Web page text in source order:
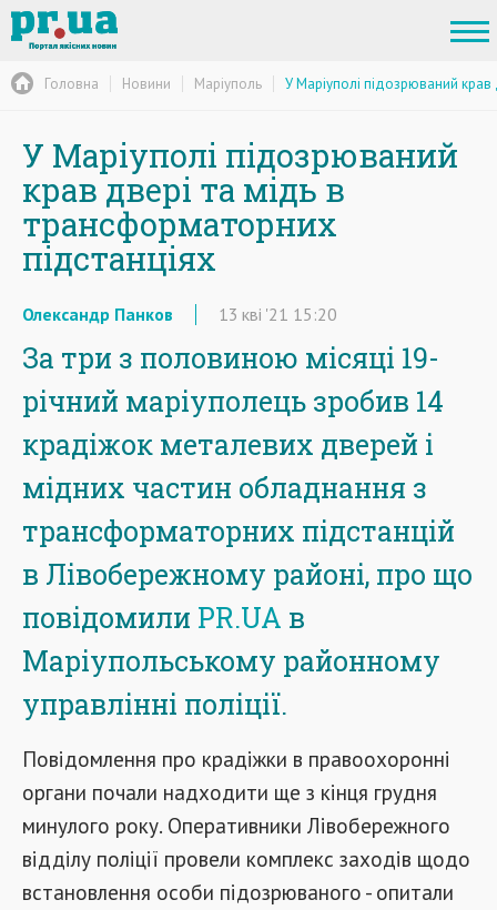
Головна Новини Маріуполь У Маріуполі підозрюваний крав
У Маріуполі підозрюваний
крав двері та мідь в
трансформаторних
підстанціях
Олександр Панков 13 кві '21 15:20
За три з половиною місяці 19-
річний маріуполець зробив 14
крадіжок металевих дверей і
мідних частин обладнання з
трансформаторних підстанцій
в Лівобережному районі, про що
повідомили PR.UA в
Маріупольському районному
управлінні поліції.
Повідомлення про крадіжки в правоохоронні
органи почали надходити ще з кінця грудня
минулого року. Оперативники Лівобережного
відділу поліції провели комплекс заходів щодо
встановлення особи підозрюваного - опитали